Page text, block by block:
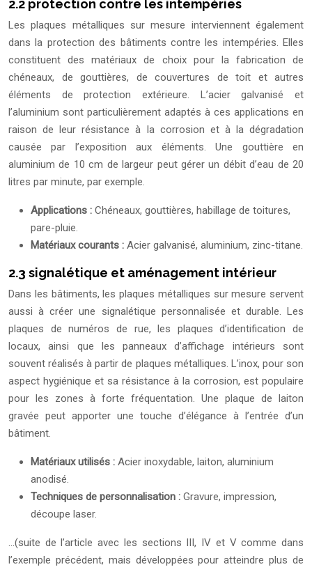
2.2 protection contre les intempéries
Les plaques métalliques sur mesure interviennent également
dans la protection des bâtiments contre les intempéries. Elles
constituent des matériaux de choix pour la fabrication de
chéneaux, de gouttières, de couvertures de toit et autres
éléments de protection extérieure. L’acier galvanisé et
l’aluminium sont particulièrement adaptés à ces applications en
raison de leur résistance à la corrosion et à la dégradation
causée par l’exposition aux éléments. Une gouttière en
aluminium de 10 cm de largeur peut gérer un débit d’eau de 20
litres par minute, par exemple.
Applications : Chéneaux, gouttières, habillage de toitures,
pare-pluie.
Matériaux courants : Acier galvanisé, aluminium, zinc-titane.
2.3 signalétique et aménagement intérieur
Dans les bâtiments, les plaques métalliques sur mesure servent
aussi à créer une signalétique personnalisée et durable. Les
plaques de numéros de rue, les plaques d’identification de
locaux, ainsi que les panneaux d’affichage intérieurs sont
souvent réalisés à partir de plaques métalliques. L’inox, pour son
aspect hygiénique et sa résistance à la corrosion, est populaire
pour les zones à forte fréquentation. Une plaque de laiton
gravée peut apporter une touche d’élégance à l’entrée d’un
bâtiment.
Matériaux utilisés : Acier inoxydable, laiton, aluminium
anodisé.
Techniques de personnalisation : Gravure, impression,
découpe laser.
…(suite de l’article avec les sections III, IV et V comme dans
l’exemple précédent, mais développées pour atteindre plus de